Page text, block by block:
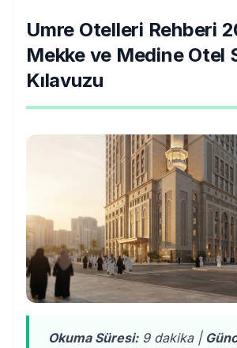
Umre Otelleri Rehberi
Mekke ve Medine Otel
Kılavuzu
Okuma Süresi:9 dakika |